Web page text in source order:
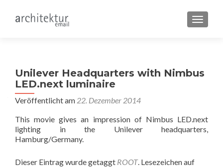
Unilever Headquarters with Nimbus
LED.next luminaire
Veröffentlicht am 22. Dezember 2014
This movie gives an impression of Nimbus LED.next
lighting in the Unilever headquarters,
Hamburg/Germany.
Dieser Eintrag wurde getaggt ROOT. Lesezeichen auf